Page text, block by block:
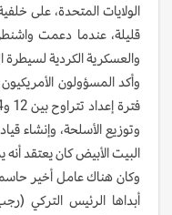
الولايات المتحدة، على
قليلة، عندما دعمت
والعسكرية الكردية لسيطرة
وأكد المسؤولون
وتوزيع الأسلحة، وإنشاء
البيت الأبيض كان يعتقد
وكان هناك عامل أخير
أبداها الرئيس التركي